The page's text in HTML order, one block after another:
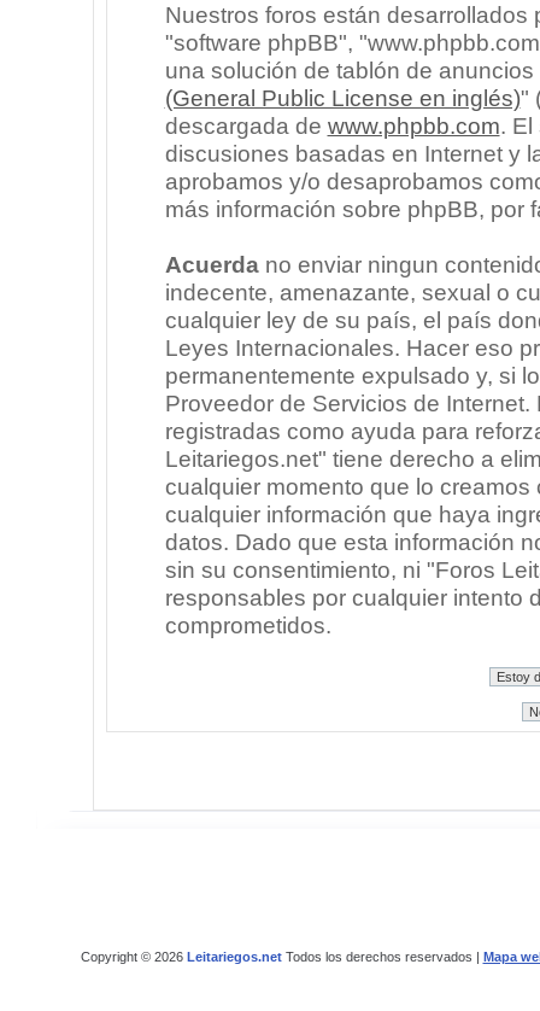
Nuestros foros están
"software phpBB",
una solución de tablón de
(General Public License en inglés)"
descargada de www.phpbb.com. El
discusiones basadas en Internet y
aprobamos y/o desaprobamos
más información sobre phpBB, por
Acuerdano enviar ningun
indecente, amenazante, sexual o
cualquier ley de su país, el país
Leyes Internacionales. Hacer eso
permanentemente expulsado y, si
Proveedor de Servicios de
registradas como ayuda para
Leitariegos.net" tiene derecho a
cualquier momento que lo
cualquier información que haya
datos. Dado que esta información
sin su consentimiento, ni "Foros
responsables por cualquier intento
comprometidos.
Copyright © 2026 Leitariegos.netTodos los derechos reservados | Mapa